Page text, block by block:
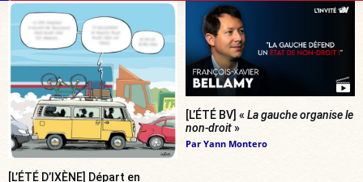
[L’ÉTÉ D’IXÈNE] Départ en
[L’ÉTÉ BV] « La gauche organise le
non-droit»
Par Yann Montero